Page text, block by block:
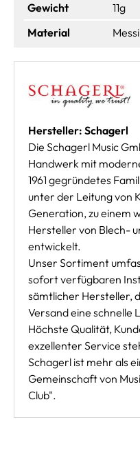
Gewicht
11g
Material
Hersteller: Schagerl
Die Schagerl Music
Handwerk mit
1961 gegründetes
unter der Leitung von
Generation, zu einem
Hersteller von Blech-
entwickelt.
Unser Sortiment
sofort verfügbaren
sämtlicher Hersteller,
Versand eine schnelle
Höchste Qualität,
exzellenter Service
Schagerl ist mehr als
Gemeinschaft von
Club".